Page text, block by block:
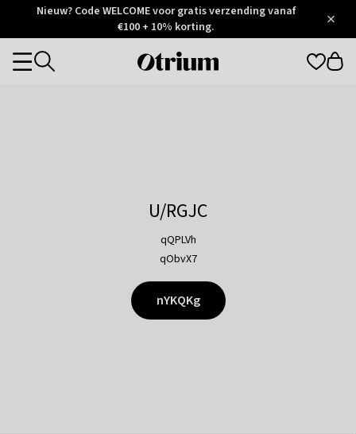
Otrium
Trustpilot
Nieuw? Code WELCOME voor gratis verzending vanaf
€100 + 10% korting.
Otrium
Categories
U/RGJC
qQPLVh
qObvX7
nYKQKg